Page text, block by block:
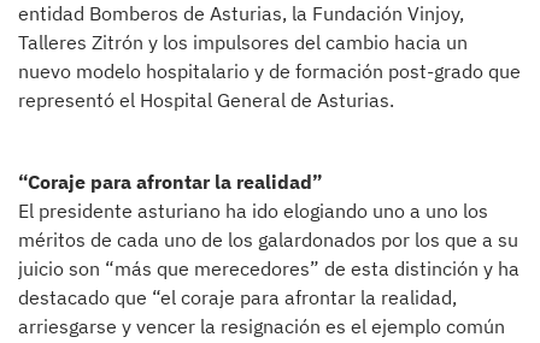
entidad Bomberos de Asturias, la Fundación Vinjoy,
Talleres Zitrón y los impulsores del cambio hacia un
nuevo modelo hospitalario y de formación post-grado que
representó el Hospital General de Asturias.
“Coraje para afrontar la realidad”
El presidente asturiano ha ido elogiando uno a uno los
méritos de cada uno de los galardonados por los que a su
juicio son “más que merecedores” de esta distinción y ha
destacado que “el coraje para afrontar la realidad,
arriesgarse y vencer la resignación es el ejemplo común